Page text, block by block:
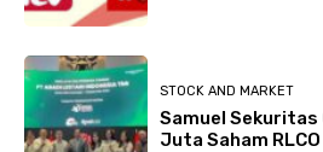
STOCK AND MARKET
Samuel Sekuritas
Juta Saham